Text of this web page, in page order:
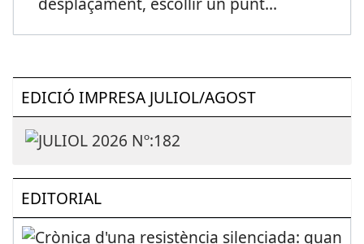
EDICIÓ IMPRESA JULIOL/AGOST
EDITORIAL